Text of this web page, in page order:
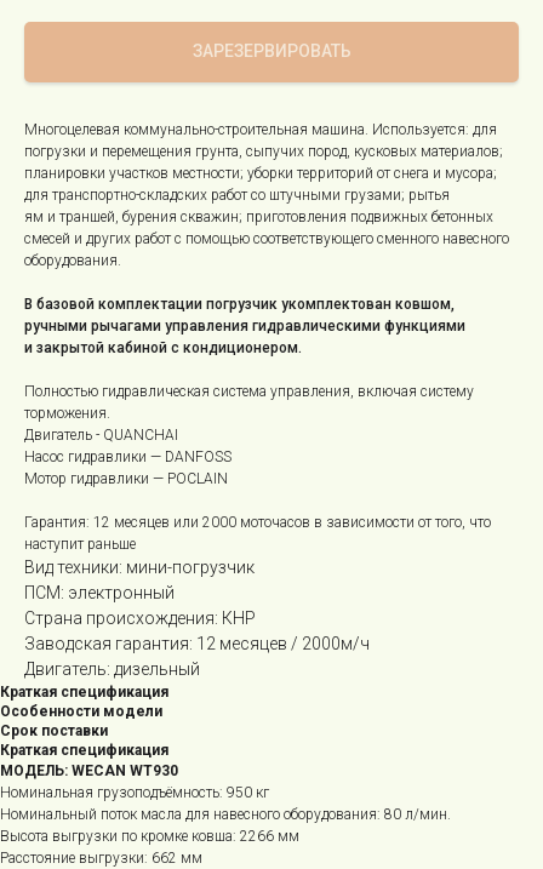
ЗАРЕЗЕРВИРОВАТЬ
Многоцелевая коммунально-строительная машина. Используется: для
погрузки и перемещения грунта, сыпучих пород, кусковых материалов;
планировки участков местности; уборки территорий от снега и мусора;
для транспортно-складских работ со штучными грузами; рытья
ям и траншей, бурения скважин; приготовления подвижных бетонных
смесей и других работ с помощью соответствующего сменного навесного
оборудования.
В базовой комплектации погрузчик укомплектован ковшом,
ручными рычагами управления гидравлическими функциями
и закрытой кабиной с кондиционером.
Полностью гидравлическая система управления, включая систему
торможения.
Двигатель - QUANCHAI
Насос гидравлики — DANFOSS
Мотор гидравлики — POCLAIN
Гарантия: 12 месяцев или 2000 моточасов в зависимости от того, что
наступит раньше
Вид техники: мини-погрузчик
ПСМ: электронный
Страна происхождения: КНР
Заводская гарантия: 12 месяцев / 2000м/ч
Двигатель: дизельный
Краткая спецификация
Особенности модели
Срок поставки
Краткая спецификация
МОДЕЛЬ: WECAN WT930
Номинальная грузоподъёмность: 950 кг
Номинальный поток масла для навесного оборудования: 80 л/мин.
Высота выгрузки по кромке ковша: 2266 мм
Расстояние выгрузки: 662 мм